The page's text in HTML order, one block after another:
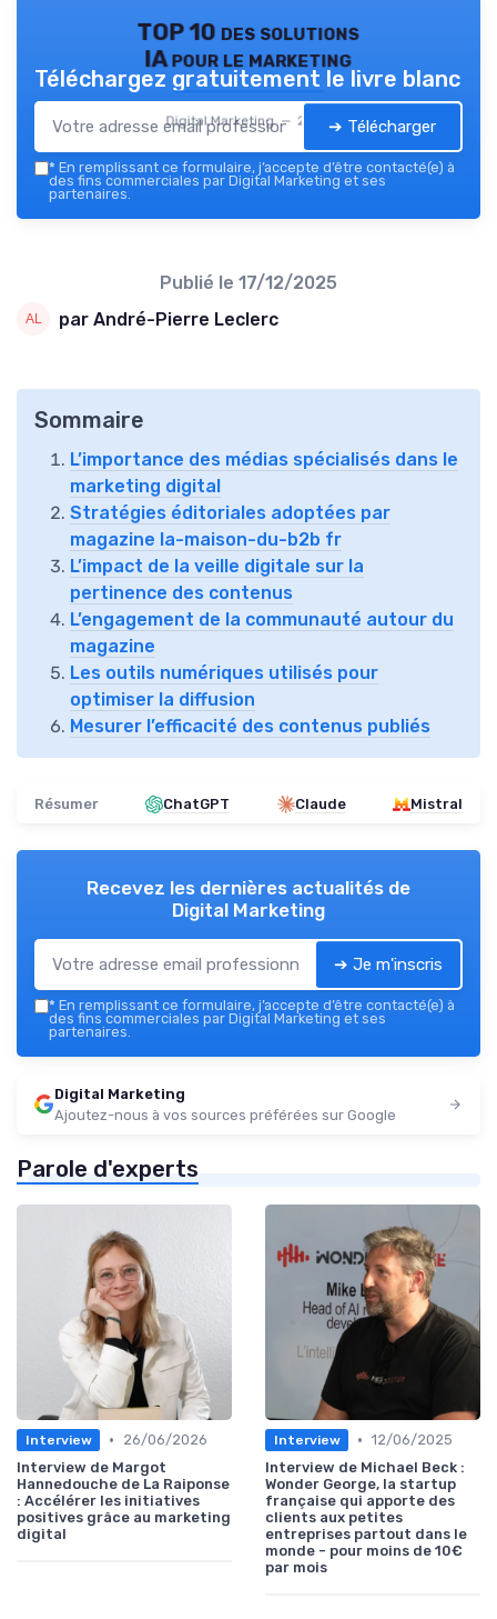
TOP 10 des solutions
IA pour le marketing
Digital Marketing — 2026
Téléchargez gratuitement le livre blanc
➔ Télécharger
* En remplissant ce formulaire, j’accepte d’être contacté(e) à
des fins commerciales par Digital Marketing et ses
partenaires.
Publié le 17/12/2025
par André-Pierre Leclerc
Sommaire
L’importance des médias spécialisés dans le
marketing digital
Stratégies éditoriales adoptées par
magazine la-maison-du-b2b fr
L’impact de la veille digitale sur la
pertinence des contenus
L’engagement de la communauté autour du
magazine
Les outils numériques utilisés pour
optimiser la diffusion
Mesurer l’efficacité des contenus publiés
Résumer ChatGPT Claude Mistral
Recevez les dernières actualités de
Digital Marketing
➔ Je m'inscris
* En remplissant ce formulaire, j’accepte d’être contacté(e) à
des fins commerciales par Digital Marketing et ses
partenaires.
Digital Marketing
Ajoutez-nous à vos sources préférées sur Google
Parole d'experts
Interview •
26/06/2026
Interview de Margot
Hannedouche de La Raiponse
: Accélérer les initiatives
positives grâce au marketing
digital
Interview • 12/06/2025
Interview de Michael Beck :
Wonder George, la startup
française qui apporte des
clients aux petites
entreprises partout dans le
monde - pour moins de 10€
par mois